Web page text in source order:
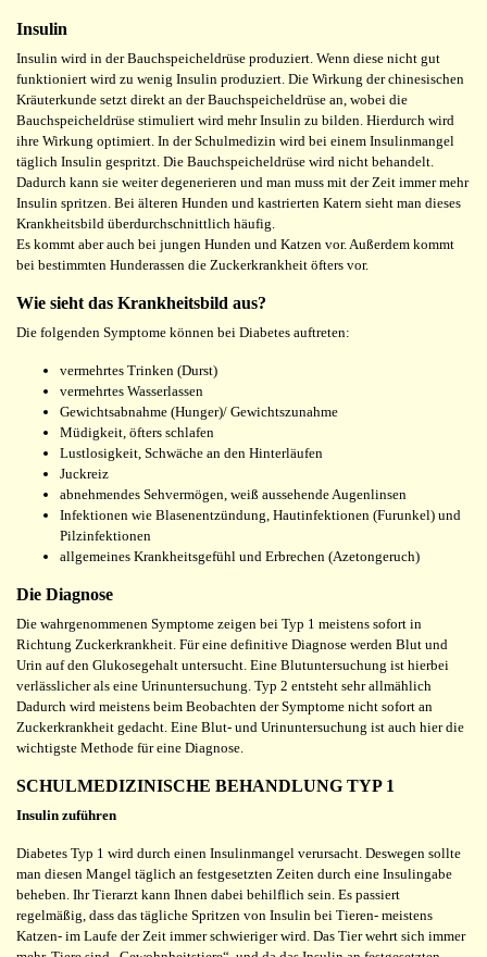
Insulin
Insulin wird in der Bauchspeicheldrüse produziert. Wenn diese nicht gut
funktioniert wird zu wenig Insulin produziert. Die Wirkung der chinesischen
Kräuterkunde setzt direkt an der Bauchspeicheldrüse an, wobei die
Bauchspeicheldrüse stimuliert wird mehr Insulin zu bilden. Hierdurch wird
ihre Wirkung optimiert. In der Schulmedizin wird bei einem Insulinmangel
täglich Insulin gespritzt. Die Bauchspeicheldrüse wird nicht behandelt.
Dadurch kann sie weiter degenerieren und man muss mit der Zeit immer mehr
Insulin spritzen. Bei älteren Hunden und kastrierten Katern sieht man dieses
Krankheitsbild überdurchschnittlich häufig.
Es kommt aber auch bei jungen Hunden und Katzen vor. Außerdem kommt
bei bestimmten Hunderassen die Zuckerkrankheit öfters vor.
Wie sieht das Krankheitsbild aus?
Die folgenden Symptome können bei Diabetes auftreten:
vermehrtes Trinken (Durst)
vermehrtes Wasserlassen
Gewichtsabnahme (Hunger)/ Gewichtszunahme
Müdigkeit, öfters schlafen
Lustlosigkeit, Schwäche an den Hinterläufen
Juckreiz
abnehmendes Sehvermögen, weiß aussehende Augenlinsen
Infektionen wie Blasenentzündung, Hautinfektionen (Furunkel) und
Pilzinfektionen
allgemeines Krankheitsgefühl und Erbrechen (Azetongeruch)
Die Diagnose
Die wahrgenommenen Symptome zeigen bei Typ 1 meistens sofort in
Richtung Zuckerkrankheit. Für eine definitive Diagnose werden Blut und
Urin auf den Glukosegehalt untersucht. Eine Blutuntersuchung ist hierbei
verlässlicher als eine Urinuntersuchung. Typ 2 entsteht sehr allmählich
Dadurch wird meistens beim Beobachten der Symptome nicht sofort an
Zuckerkrankheit gedacht. Eine Blut- und Urinuntersuchung ist auch hier die
wichtigste Methode für eine Diagnose.
SCHULMEDIZINISCHE BEHANDLUNG TYP 1
Insulin zuführen
Diabetes Typ 1 wird durch einen Insulinmangel verursacht. Deswegen sollte
man diesen Mangel täglich an festgesetzten Zeiten durch eine Insulingabe
beheben. Ihr Tierarzt kann Ihnen dabei behilflich sein. Es passiert
regelmäßig, dass das tägliche Spritzen von Insulin bei Tieren- meistens
Katzen- im Laufe der Zeit immer schwieriger wird. Das Tier wehrt sich immer